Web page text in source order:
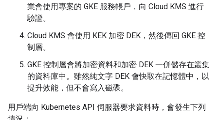
業會使用專案的 GKE 服務帳戶，向 Cloud KMS 進行
驗證。
Cloud KMS 會使用 KEK 加密 DEK，然後傳回 GKE 控
制層。
GKE 控制層會將加密資料和加密 DEK 一併儲存在叢集
的資料庫中。雖然純文字 DEK 會快取在記憶體中，以
提升效能，但不會寫入磁碟。
用戶端向 Kubernetes API 伺服器要求資料時，會發生下列